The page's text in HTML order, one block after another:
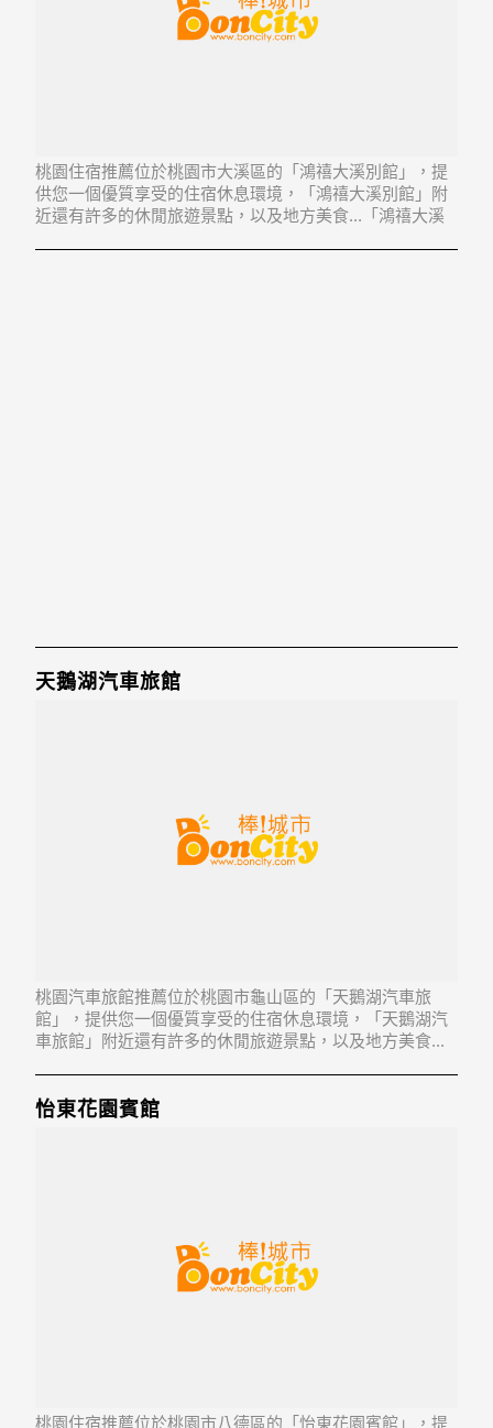
桃園住宿推薦位於桃園市大溪區的「鴻禧大溪別館」，提
供您一個優質享受的住宿休息環境，「鴻禧大溪別館」附
近還有許多的休閒旅遊景點，以及地方美食...「鴻禧大溪
天鵝湖汽車旅館
桃園汽車旅館推薦位於桃園市龜山區的「天鵝湖汽車旅
館」，提供您一個優質享受的住宿休息環境，「天鵝湖汽
車旅館」附近還有許多的休閒旅遊景點，以及地方美食...
怡東花園賓館
桃園住宿推薦位於桃園市八德區的「怡東花園賓館」，提